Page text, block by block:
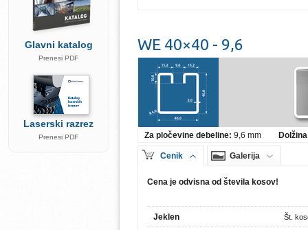
WE 40×40 - 9,6
Za pločevine debeline: 9,6 mm
Cenik Galerija
Cena je odvisna od števila kosov!
Jeklen Št.
Glavni katalog
Prenesi PDF
Laserski razrez
Prenesi PDF